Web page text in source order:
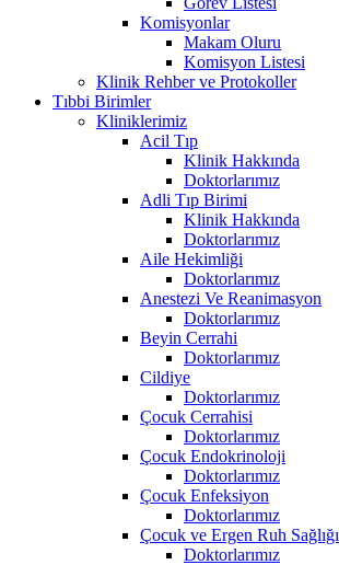
Komisyonlar
Makam Oluru
Komisyon Listesi
Klinik Rehber ve Protokoller
Tıbbi Birimler
Kliniklerimiz
Acil Tıp
Klinik Hakkında
Doktorlarımız
Adli Tıp Birimi
Klinik Hakkında
Doktorlarımız
Aile Hekimliği
Doktorlarımız
Anestezi Ve Reanimasyon
Doktorlarımız
Beyin Cerrahi
Doktorlarımız
Cildiye
Doktorlarımız
Çocuk Cerrahisi
Doktorlarımız
Çocuk Endokrinoloji
Doktorlarımız
Çocuk Enfeksiyon
Doktorlarımız
Çocuk ve Ergen Ruh Sağlığı
Doktorlarımız